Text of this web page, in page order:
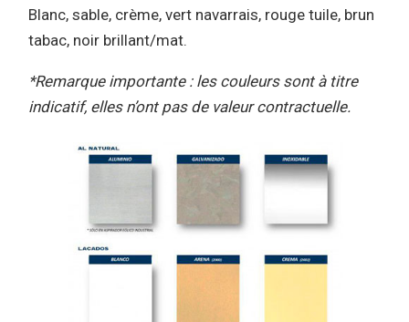
Blanc, sable, crème, vert navarrais, rouge tuile, brun
tabac, noir brillant/mat.
*Remarque importante : les couleurs sont à titre
indicatif, elles n’ont pas de valeur contractuelle.